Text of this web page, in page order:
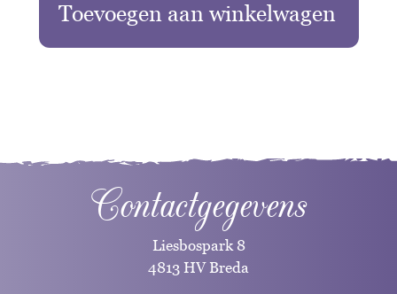
Toevoegen aan winkelwagen
Contactgegevens
Liesbospark 8
4813 HV Breda